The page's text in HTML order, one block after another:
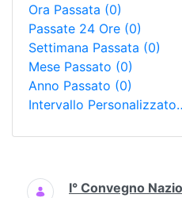
Ora Passata (0)
Passate 24 Ore (0)
Settimana Passata (0)
Mese Passato (0)
Anno Passato (0)
Intervallo
Ricerca
I° Convegno